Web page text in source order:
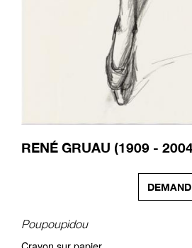
RENÉ GRUAU (1909 -
Poupoupidou